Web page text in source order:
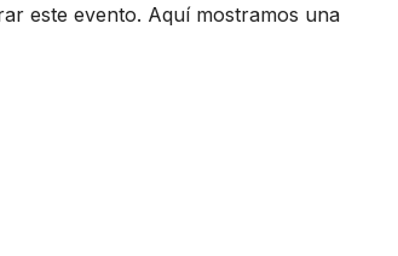
este evento. Aquí mostramos una